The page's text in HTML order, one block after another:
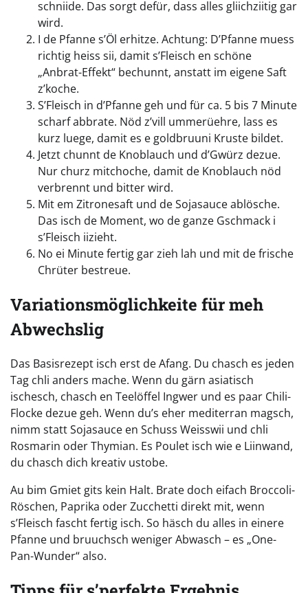
schniide. Das sorgt defür, dass alles gliichziitig gar
wird.
I de Pfanne s’Öl erhitze. Achtung: D’Pfanne muess
richtig heiss sii, damit s’Fleisch en schöne
„Anbrat-Effekt“ bechunnt, anstatt im eigene Saft
z’koche.
S’Fleisch in d’Pfanne geh und für ca. 5 bis 7 Minute
scharf abbrate. Nöd z’vill ummerüehre, lass es
kurz luege, damit es e goldbruuni Kruste bildet.
Jetzt chunnt de Knoblauch und d’Gwürz dezue.
Nur churz mitchoche, damit de Knoblauch nöd
verbrennt und bitter wird.
Mit em Zitronesaft und de Sojasauce ablösche.
Das isch de Moment, wo de ganze Gschmack i
s’Fleisch iizieht.
No ei Minute fertig gar zieh lah und mit de frische
Chrüter bestreue.
Variationsmöglichkeite für meh
Abwechslig
Das Basisrezept isch erst de Afang. Du chasch es jeden
Tag chli anders mache. Wenn du gärn asiatisch
ischesch, chasch en Teelöffel Ingwer und es paar Chili-
Flocke dezue geh. Wenn du’s eher mediterran magsch,
nimm statt Sojasauce en Schuss Weisswii und chli
Rosmarin oder Thymian. Es Poulet isch wie e Liinwand,
du chasch dich kreativ ustobe.
Au bim Gmiet gits kein Halt. Brate doch eifach Broccoli-
Röschen, Paprika oder Zucchetti direkt mit, wenn
s’Fleisch fascht fertig isch. So häsch du alles in einere
Pfanne und bruuchsch weniger Abwasch – es „One-
Pan-Wunder“ also.